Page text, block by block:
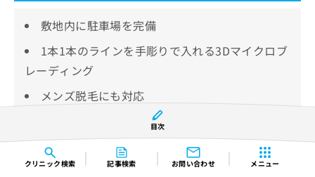
クリニック検索 記事検索 お問い合わせ メニュー
敷地内に駐車場を完備
1本1本のラインを手彫りで入れる3Dマイクロブ
レーディング
メンズ脱毛にも対応
ファミール産院たてやまは、JR館山駅東口から徒歩5分
の場所にあるアクセスの良いクリニックです。
敷地内には駐車場を完備しているため、自動車での通
目次